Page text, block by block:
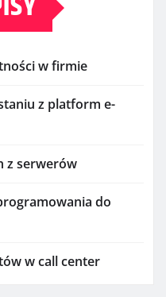
w firmie
z platform e-
z serwerów
do
w call center